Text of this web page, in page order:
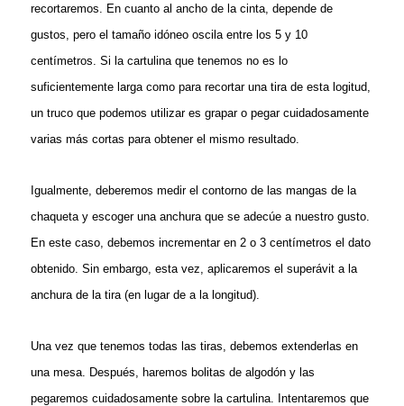
recortaremos. En cuanto al ancho de la cinta, depende de
gustos, pero el tamaño idóneo oscila entre los 5 y 10
centímetros. Si la cartulina que tenemos no es lo
suficientemente larga como para recortar una tira de esta logitud,
un truco que podemos utilizar es grapar o pegar cuidadosamente
varias más cortas para obtener el mismo resultado.
Igualmente, deberemos medir el contorno de las mangas de la
chaqueta y escoger una anchura que se adecúe a nuestro gusto.
En este caso, debemos incrementar en 2 o 3 centímetros el dato
obtenido. Sin embargo, esta vez, aplicaremos el superávit a la
anchura de la tira (en lugar de a la longitud).
Una vez que tenemos todas las tiras, debemos extenderlas en
una mesa. Después, haremos bolitas de algodón y las
pegaremos cuidadosamente sobre la cartulina. Intentaremos que